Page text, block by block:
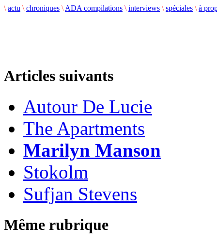
\ actu \ chroniques \ ADA compilations \ interviews \ spéciales \ à
Articles suivants
Autour De Lucie
The Apartments
Marilyn Manson
Stokolm
Sufjan Stevens
Même rubrique